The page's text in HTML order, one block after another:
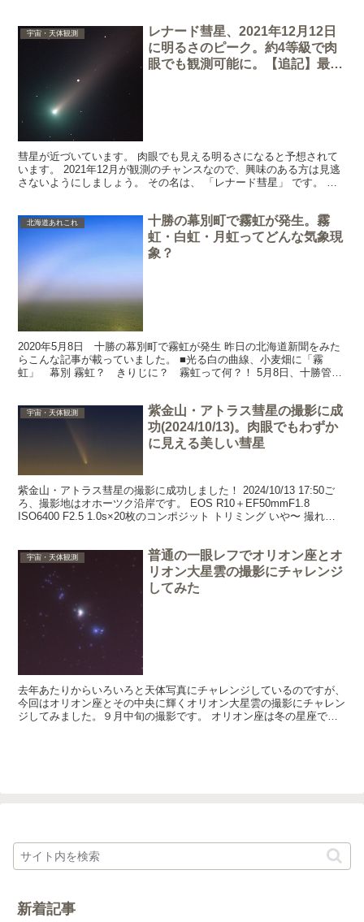
宇宙・天体観測
レナード彗星、2021年12月12日
に明るさのピーク。約4等級で肉
眼でも観測可能に。【追記】最接
彗星が近づいています。 肉眼でも見える明るさになると予想されて
います。 2021年12月が観測のチャンスなので、興味のある方は見逃
さないようにしましょう。 その名は、 「レナード彗星」 です。
北海道あれこれ
十勝の幕別町で霧虹が発生。霧
虹・白虹・月虹ってどんな気象現
象？
2020年5月8日 十勝の幕別町で霧虹が発生 昨日の北海道新聞をみた
らこんな記事が載っていました。 ■光る白の曲線、小麦畑に「霧
虹」 幕別 霧虹？ きりじに？ 霧虹って何？！ 5月8日、十勝管内
宇宙・天体観測
紫金山・アトラス彗星の撮影に成
功(2024/10/13)。肉眼でもわずか
に見える美しい彗星
紫金山・アトラス彗星の撮影に成功しました！ 2024/10/13 17:50ご
ろ、撮影地はオホーツク沿岸です。 EOS R10＋EF50mmF1.8
ISO6400 F2.5 1.0s×20枚のコンポジット トリミング いや〜 撮れて
宇宙・天体観測
普通の一眼レフでオリオン座とオ
リオン大星雲の撮影にチャレンジ
してみた
去年あたりからいろいろと天体写真にチャレンジしているのですが、
今回はオリオン座とその中央に輝くオリオン大星雲の撮影にチャレン
ジしてみました。９月中旬の撮影です。 オリオン座は冬の星座です
新着記事